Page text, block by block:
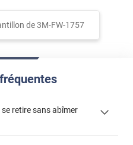
de3M-FW-1757
retire sans abîmer